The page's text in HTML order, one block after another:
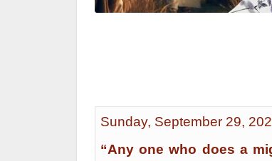
Sunday, September 29,
“Any one who does a